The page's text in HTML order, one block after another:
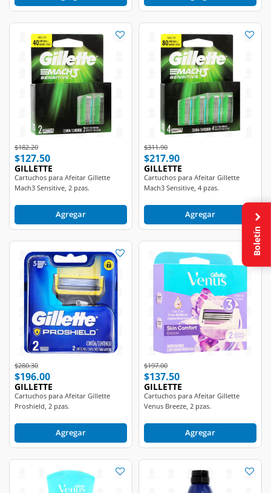
Price reduced from
$182.20to
$127.50
GILLETTE
Cartuchos para Afeitar Gillette
Mach3 Sensitive, 2 pzas.
Price reduced from
$311.90to
$217.90
GILLETTE
Cartuchos para Afeitar Gillette
Mach3 Sensitive, 4 pzas.
Price reduced from
$280.30to
$196.00
GILLETTE
Cartuchos para Afeitar Gillette
Proshield, 2 pzas.
Price reduced from
$197.00to
$137.50
GILLETTE
Cartuchos para Afeitar Gillette
Venus Breeze, 2 pzas.
Boletín